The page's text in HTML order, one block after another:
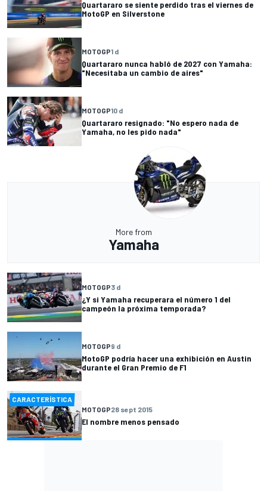
Quartararo se siente perdido tras el viernes de
MotoGP en Silverstone
MOTOGP1 d
Quartararo nunca habló de 2027 con Yamaha:
"Necesitaba un cambio de aires"
MOTOGP10 d
Quartararo resignado: "No espero nada de
Yamaha, no les pido nada"
More from
Yamaha
MOTOGP3 d
¿Y si Yamaha recuperara el número 1 del
campeón la próxima temporada?
MOTOGP9 d
MotoGP podría hacer una exhibición en Austin
durante el Gran Premio de F1
CARACTERÍSTICA
MOTOGP28 sept 2015
El nombre menos pensado